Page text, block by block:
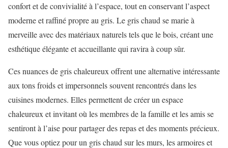
confort et de convivialité à l’espace, tout en conservant l’aspect
moderne et raffiné propre au gris. Le gris chaud se marie à
merveille avec des matériaux naturels tels que le bois, créant une
esthétique élégante et accueillante qui ravira à coup sûr.
Ces nuances de gris chaleureux offrent une alternative intéressante
aux tons froids et impersonnels souvent rencontrés dans les
cuisines modernes. Elles permettent de créer un espace
chaleureux et invitant où les membres de la famille et les amis se
sentiront à l’aise pour partager des repas et des moments précieux.
Que vous optiez pour un gris chaud sur les murs, les armoires et